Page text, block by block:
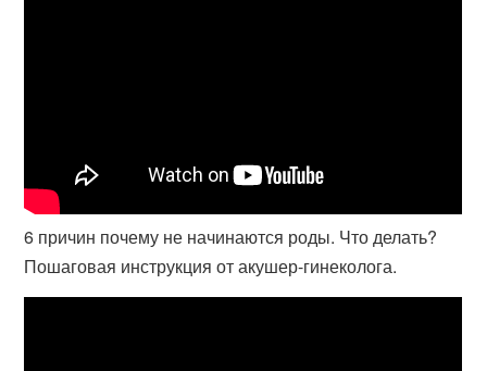
6 причин почему не начинаются роды. Что делать?
Пошаговая инструкция от акушер-гинеколога.